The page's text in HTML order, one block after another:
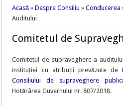
Acasă »Despre Consiliu »Conducerea
Auditului
Comitetul de
Comitetul de supraveghere a
instituției cu atribuții prevăzute de
Consiliului de supraveghere
Hotărârea Guvernului nr. 807/2018.